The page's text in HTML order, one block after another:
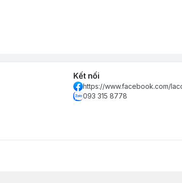
Kết nối
https://www.facebook.com/
093 315 8778